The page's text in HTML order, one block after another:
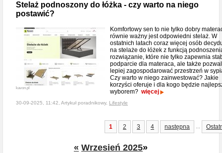
Stelaż podnoszony do łóżka - czy warto na niego
postawić?
kavon.pl
Komfortowy sen to nie tylko dobry
równie ważny jest odpowiedni stelaż. W
ostatnich latach coraz więcej osób
na stelaże do łóżek z funkcją
rozwiązanie, które nie tylko zapewnia
podparcie dla materaca, ale także
lepiej zagospodarować przestrzeń w
Czy warto w niego zainwestować? Jakie
korzyści oferuje i dla kogo będzie
wyborem? więcej
30-09-2025, 11:42, Artykuł poradnikowy, Lifestyle
1 2 3 4 następna ...
« Wrzesień 2025»